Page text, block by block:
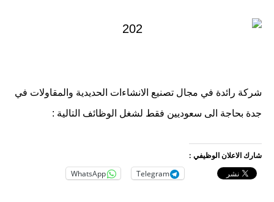
شركة رائدة في مجال تصنيع الانشاءات الحديدية والمقاولات في
جدة بحاجة الى سعوديين فقط لشغل الوظائف التالية :
شارك الاعلان الوظيفي :
Telegram
WhatsApp